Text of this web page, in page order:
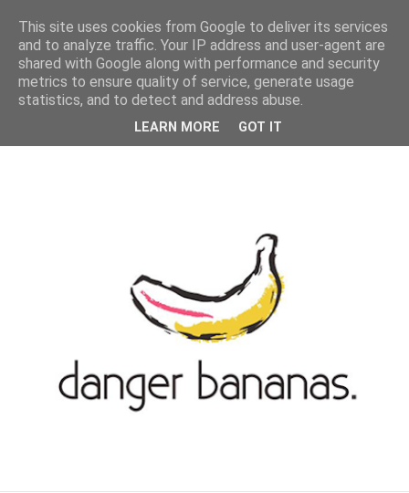
MENU
This site uses cookies from Google to deliver its services
and to analyze traffic. Your IP address and user-agent are
shared with Google along with performance and security
metrics to ensure quality of service, generate usage
statistics, and to detect and address abuse.
LEARN MORE GOT IT